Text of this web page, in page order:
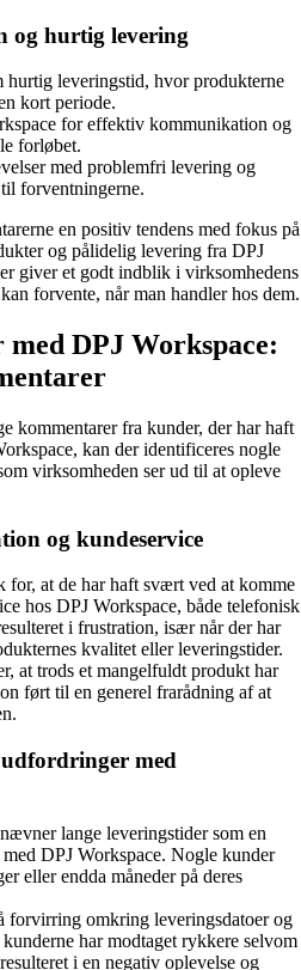
og hurtig levering
hurtig leveringstid, hvor produkterne
kort periode.
for effektiv kommunikation og
forløbet.
med problemfri levering og
forventningerne.
en positiv tendens med fokus på
og pålidelig levering fra DPJ
giver et godt indblik i virksomhedens
forvente, når man handler hos dem.
med DPJ Workspace:
kommentarer fra kunder, der har haft
kan der identificeres nogle
virksomheden ser ud til at opleve
og kundeservice
for, at de har haft svært ved at komme
hos DPJ Workspace, både telefonisk
i frustration, især når der har
kvalitet eller leveringstider.
at trods et mangelfuldt produkt har
ført til en generel frarådning af at
med
lange leveringstider som en
DPJ Workspace. Nogle kunder
eller endda måneder på deres
forvirring omkring leveringsdatoer og
har modtaget rykkere selvom
i en negativ oplevelse og